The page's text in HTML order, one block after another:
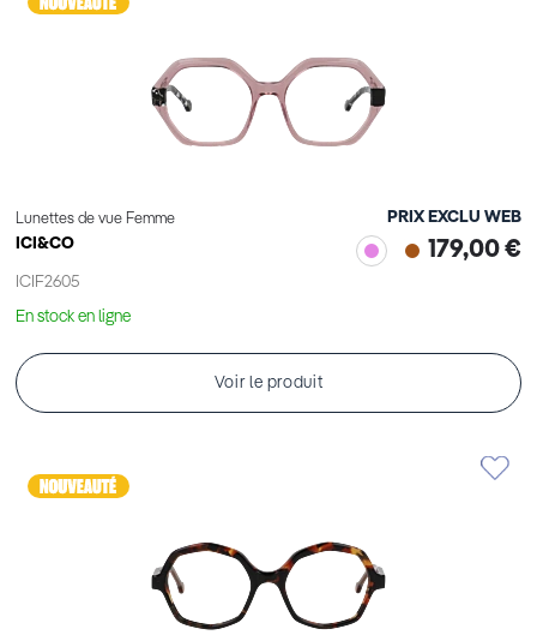
Lunettes de vue Femme
ICI&CO
ICIF2605
PRIX EXCLU WEB
179,00 €
En stock en ligne
Voir le produit